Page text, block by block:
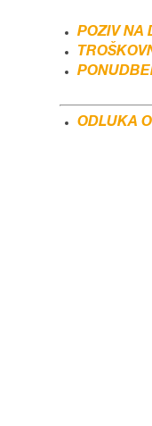
POZIV NA
ODLUKA